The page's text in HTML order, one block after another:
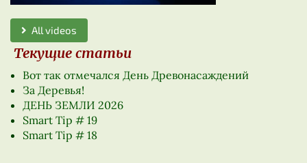
All videos
Текущие статьи
Вот так отмечался День Древонасаждений
За Деревья!
ДЕНЬ ЗЕМЛИ 2026
Smart Tip # 19
Smart Tip # 18